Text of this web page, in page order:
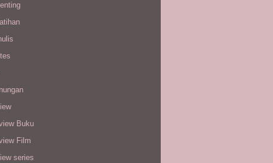
Buku
Film
series